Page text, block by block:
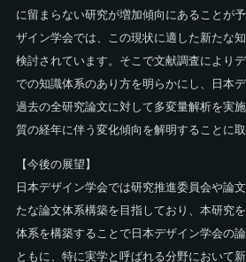
に留まらない研究が増加傾向にあることが
ザイン学会では、この現状に適した新たな
検討されています。そこで文献調査により
での知識体系のあり方を明らかにし、日本
過去の全研究論文に対して多変量解析を実
質の経年に伴う変化傾向を解明することに取
【今後の展望】
日本デザイン学会では研究推進委員会や論
たな論文体系構築を目指しており、本研究
体系を構築することで日本デザイン学会の
ともに、特に実学と呼ばれる分野において